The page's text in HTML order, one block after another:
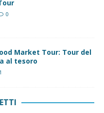
0
Market Tour: Tour del
al tesoro